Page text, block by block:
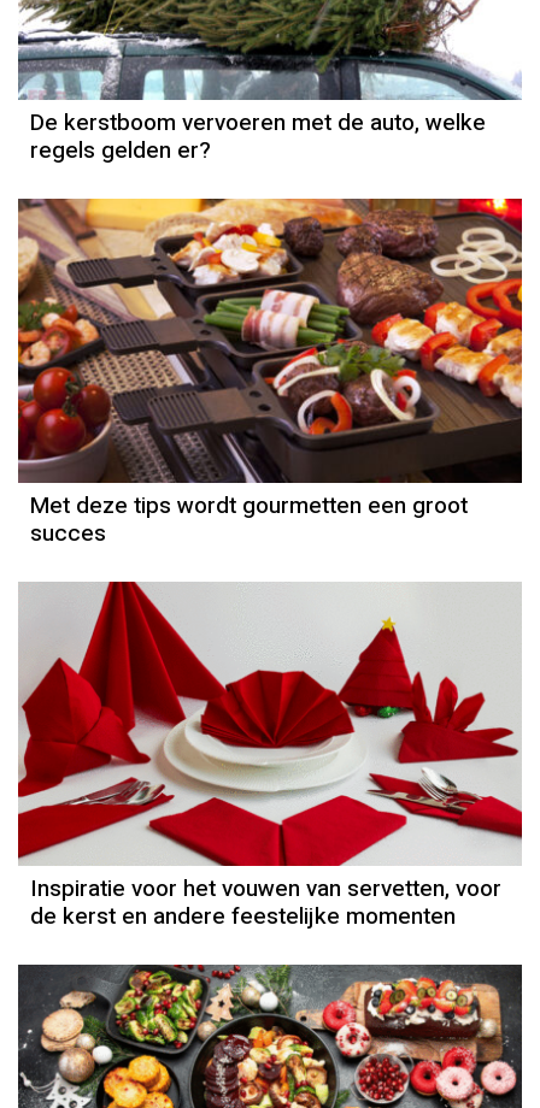
De kerstboom vervoeren met de auto, welke
regels gelden er?
Met deze tips wordt gourmetten een groot
succes
Inspiratie voor het vouwen van servetten, voor
de kerst en andere feestelijke momenten